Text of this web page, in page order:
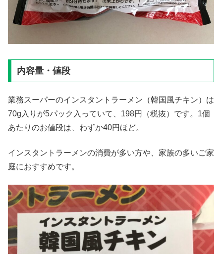
内容量・値段
業務スーパーのインスタントラーメン（韓国風チキン）は
70g入りが5パック入っていて、198円（税抜）です。1個
あたりのお値段は、わずか40円ほど。
インスタントラーメンの消費が多い方や、家族の多いご家
庭におすすめです。